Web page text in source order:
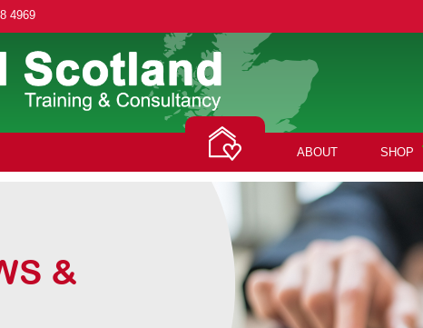
4969
ABOUT SHOP
&